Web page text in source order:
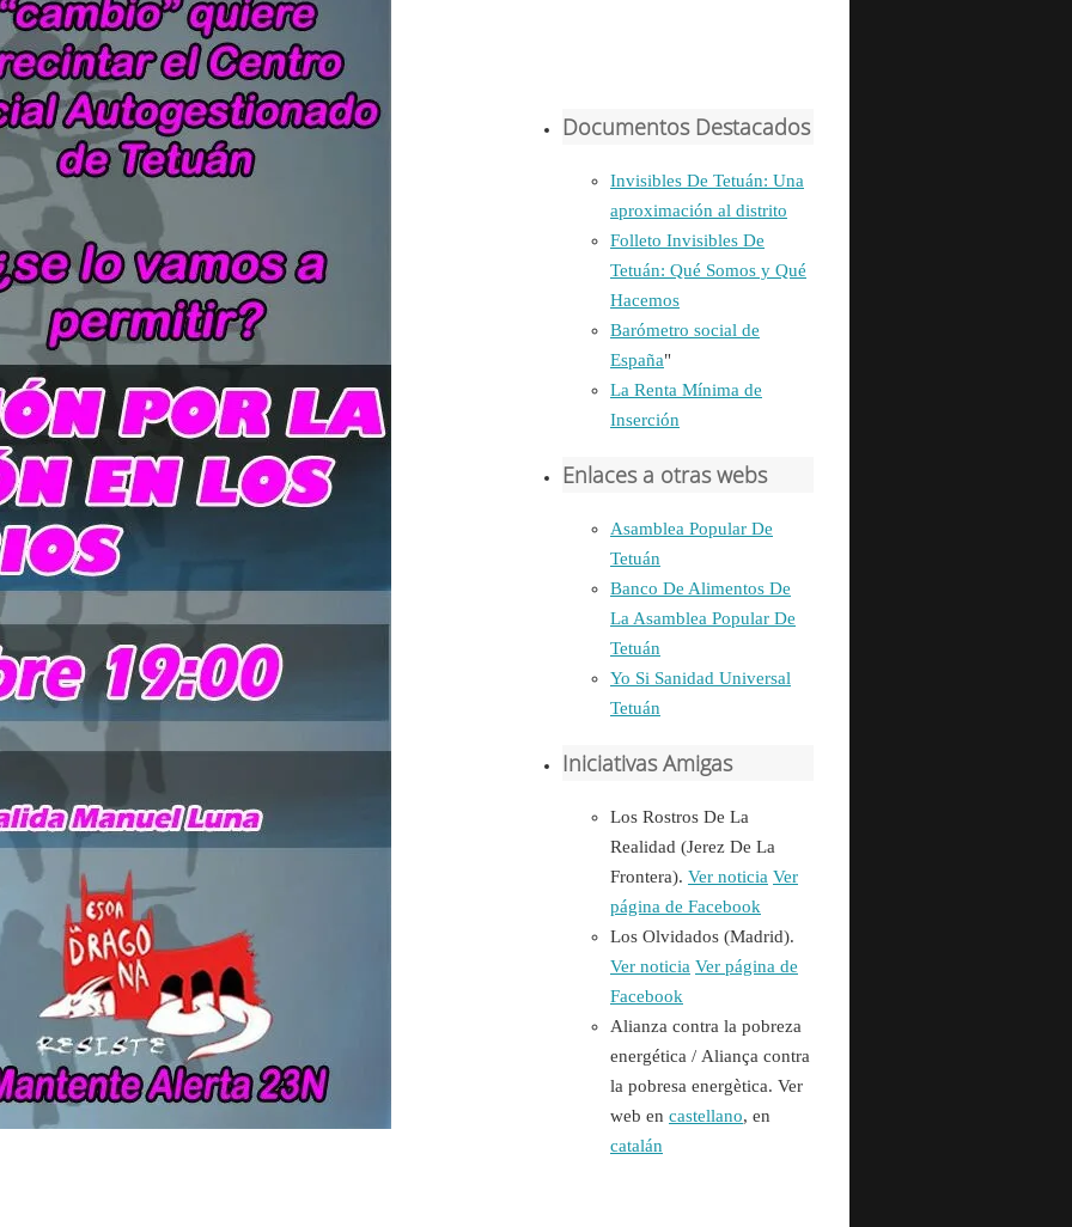
Documentos Destacados
Invisibles De Tetuán: Una
aproximación al distrito
Folleto Invisibles De
Tetuán: Qué Somos y Qué
Hacemos
Barómetro social de
España"
La Renta Mínima de
Inserción
Enlaces a otras webs
Asamblea Popular De
Tetuán
Banco De Alimentos De
La Asamblea Popular De
Tetuán
Yo Si Sanidad Universal
Tetuán
Iniciativas Amigas
Los Rostros De La
Realidad (Jerez De La
Frontera). Ver noticia Ver
página de Facebook
Los Olvidados (Madrid).
Ver noticia Ver página de
Facebook
Alianza contra la pobreza
energética / Aliança contra
la pobresa energètica. Ver
web en castellano, en
catalán